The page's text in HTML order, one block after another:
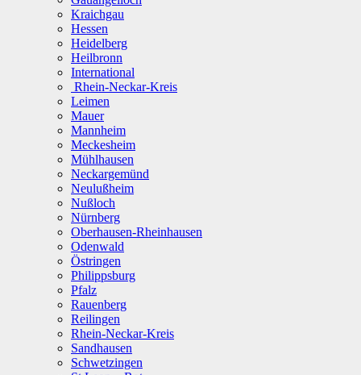
Kraichgau
Hessen
Heidelberg
Heilbronn
International
Rhein-Neckar-Kreis
Leimen
Mauer
Mannheim
Meckesheim
Mühlhausen
Neckargemünd
Neulußheim
Nußloch
Nürnberg
Oberhausen-Rheinhausen
Odenwald
Östringen
Philippsburg
Pfalz
Rauenberg
Reilingen
Rhein-Neckar-Kreis
Sandhausen
Schwetzingen